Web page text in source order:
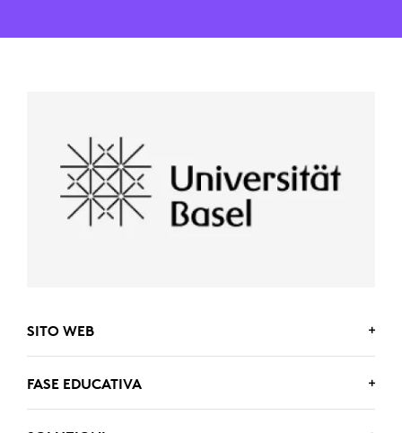
SITO WEB
www.unibas.ch/de
FASE EDUCATIVA